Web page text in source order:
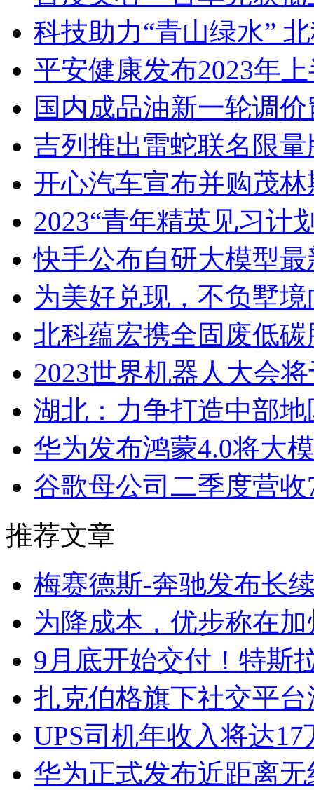
科技助力“青山绿水”
平安健康发布2023年
国内成品油新一轮调
吉列推出雷蛇联名限
开心汽车宣布并购茂
2023“青年精英见习计
快手公布自研大模型
为美好兑现，不负墅
北科蕴宏携全固废低
2023世界机器人大会
湖北：力争打造中部
华为发布鸿蒙4.0将大
谷歌母公司二季度营
推荐文章
梅赛德斯-奔驰发布长
为降成本，优步称在
9月底开始交付！特斯
扎克伯格旗下社交平
UPS司机年收入将达
华为正式发布近距离